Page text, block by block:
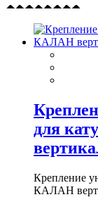
для
Крепление
КАЛАН